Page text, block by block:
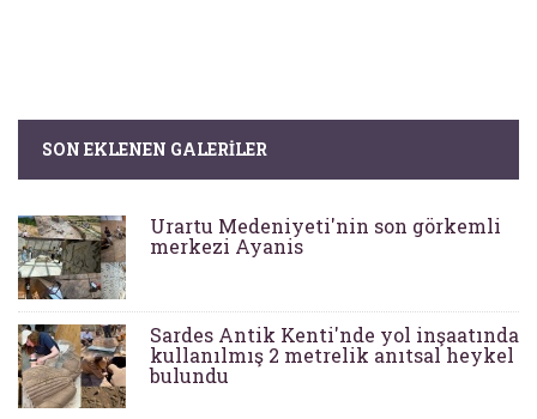
SON EKLENEN GALERILER
Urartu Medeniyeti'nin son görkemli
merkezi Ayanis
Sardes Antik Kenti'nde yol inşaatında
kullanılmış 2 metrelik anıtsal heykel
bulundu